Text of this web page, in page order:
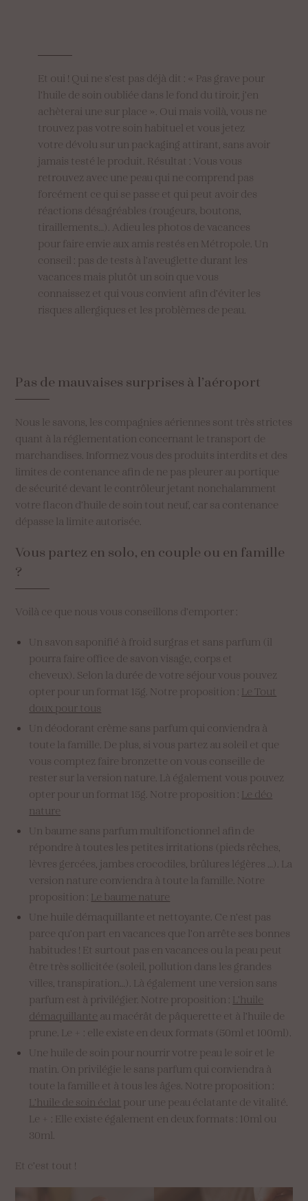
durant
Et oui ! Qui ne s’est pas déjà dit : « Pas grave pour
l’huile de soin oubliée dans le fond du tiroir, j’en
achèterai une sur place ». Oui mais voilà, vous ne
trouvez pas votre soin habituel et vous jetez
votre dévolu sur un packaging attirant, sans avoir
jamais testé le produit. Résultat : Vous vous
retrouvez avec une peau qui ne comprend pas
forcément ce qui se passe et qui peut avoir des
réactions désagréables (rougeurs, boutons,
tiraillements…). Adieu les photos de vacances
pour faire envie aux amis restés en Métropole. Un
conseil : pas de tests à l’aveuglette durant les
vacances mais plutôt un soin que vous
connaissez et qui vous convient afin d’éviter les
risques allergiques et les problèmes de peau.
Pas de mauvaises surprises à l’aéroport
Nous le savons, les compagnies aériennes sont très strictes
quant à la réglementation concernant le transport de
marchandises. Informez vous des produits interdits et des
limites de contenance afin de ne pas pleurer au portique
de sécurité devant le contrôleur jetant nonchalamment
votre flacon d’huile de soin tout neuf, car sa contenance
dépasse la limite autorisée.
Vous partez en solo, en couple ou en famille
?
Voilà ce que nous vous conseillons d’emporter :
Un savon saponifié à froid surgras et sans parfum (il
pourra faire office de savon visage, corps et
cheveux). Selon la durée de votre séjour vous pouvez
opter pour un format 15g. Notre proposition : Le Tout
doux pour tous
Un déodorant crème sans parfum qui conviendra à
toute la famille. De plus, si vous partez au soleil et que
vous comptez faire bronzette on vous conseille de
rester sur la version nature. Là également vous pouvez
opter pour un format 15g. Notre proposition : Le déo
nature
Un baume sans parfum multifonctionnel afin de
répondre à toutes les petites irritations (pieds rêches,
lèvres gercées, jambes crocodiles, brûlures légères …). La
version nature conviendra à toute la famille. Notre
proposition : Le baume nature
Une huile démaquillante et nettoyante. Ce n’est pas
parce qu’on part en vacances que l’on arrête ses bonnes
habitudes ! Et surtout pas en vacances ou la peau peut
être très sollicitée (soleil, pollution dans les grandes
villes, transpiration…). Là également une version sans
parfum est à privilégier. Notre proposition : L’huile
démaquillante au macérât de pâquerette et à l’huile de
prune. Le + : elle existe en deux formats (50ml et 100ml).
Une huile de soin pour nourrir votre peau le soir et le
matin. On privilégie le sans parfum qui conviendra à
toute la famille et à tous les âges. Notre proposition :
L’huile de soin éclat pour une peau éclatante de vitalité.
Le + : Elle existe également en deux formats : 10ml ou
30ml.
Et c’est tout !